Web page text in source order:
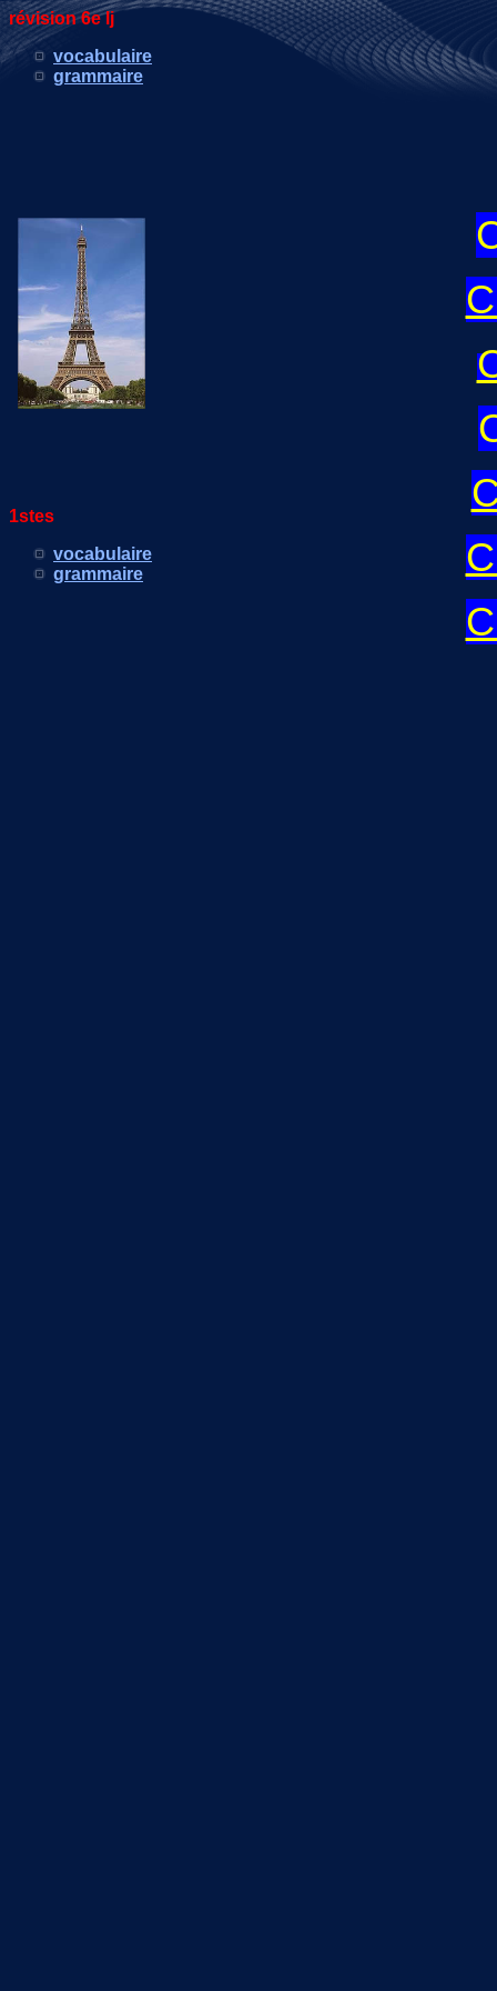
révision 6e lj
vocabulaire
grammaire
1stes
vocabulaire
grammaire